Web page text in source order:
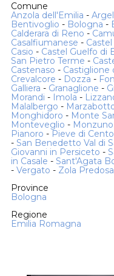
Comune
Anzola dell'Emilia -
Bentivoglio - Bologna -
Calderara di Reno -
Casalfiumanese -
Casio - Castel Guelfo di
San Pietro Terme -
Castenaso - Castiglione
Crevalcore - Dozza -
Galliera - Granaglione -
Morandi - Imola -
Malalbergo -
Monghidoro - Monte
Monteveglio - Monzuno
Pianoro - Pieve di Cento
- San Benedetto Val di
Giovanni in Persiceto -
in Casale - Sant'Agata
- Vergato - Zola Predosa
Province
Bologna
Regione
Emilia Romagna